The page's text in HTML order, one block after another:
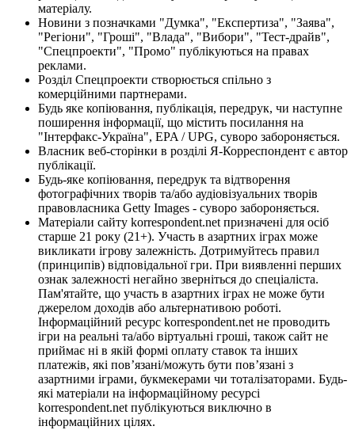
матеріалу.
Новини з позначками "Думка", "Експертиза", "Заява",
"Регіони", "Гроші", "Влада", "Вибори", "Тест-драйв",
"Спецпроекти", "Промо" публікуються на правах
реклами.
Розділ Спецпроекти створюється спільно з
комерційними партнерами.
Будь яке копіювання, публікація, передрук, чи наступне
поширення інформації, що містить посилання на
"Інтерфакс-Україна", EPA / UPG, суворо забороняється.
Власник веб-сторінки в розділі Я-Корреспондент є автор
публікації.
Будь-яке копіювання, передрук та відтворення
фотографічних творів та/або аудіовізуальних творів
правовласника Getty Images - суворо забороняється.
Матеріали сайту korrespondent.net призначені для осіб
старше 21 року (21+). Участь в азартних іграх може
викликати ігрову залежність. Дотримуйтесь правил
(принципів) відповідальної гри. При виявленні перших
ознак залежності негайно зверніться до спеціаліста.
Пам'ятайте, що участь в азартних іграх не може бути
джерелом доходів або альтернативою роботі.
Інформаційний ресурс korrespondent.net не проводить
ігри на реальні та/або віртуальні гроші, також сайт не
приймає ні в якій формі оплату ставок та інших
платежів, які пов’язані/можуть бути пов’язані з
азартними іграми, букмекерами чи тоталізаторами. Будь-
які матеріали на інформаційному ресурсі
korrespondent.net публікуються виключно в
інформаційних цілях.